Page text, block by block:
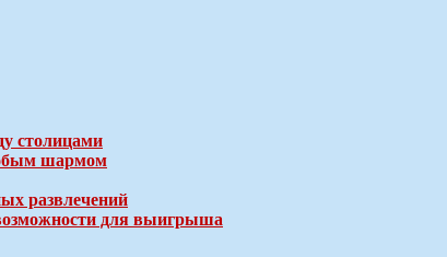
столицами
шармом
развлечений
для выигрыша